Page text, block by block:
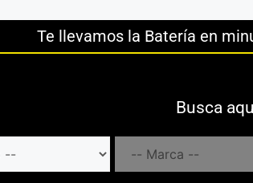
Te llevamos la Batería en
Busca